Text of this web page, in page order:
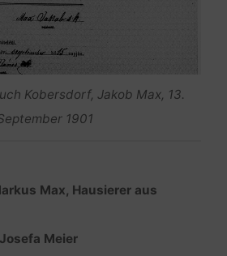
Kobersdorf, Jakob Max, 13.
1901
Max, Hausierer aus
Meier